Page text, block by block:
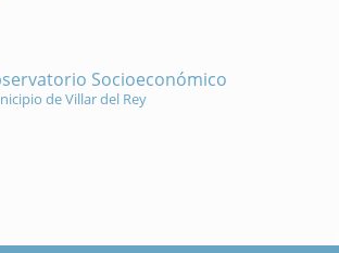
Socioeconómico
de Villar del Rey